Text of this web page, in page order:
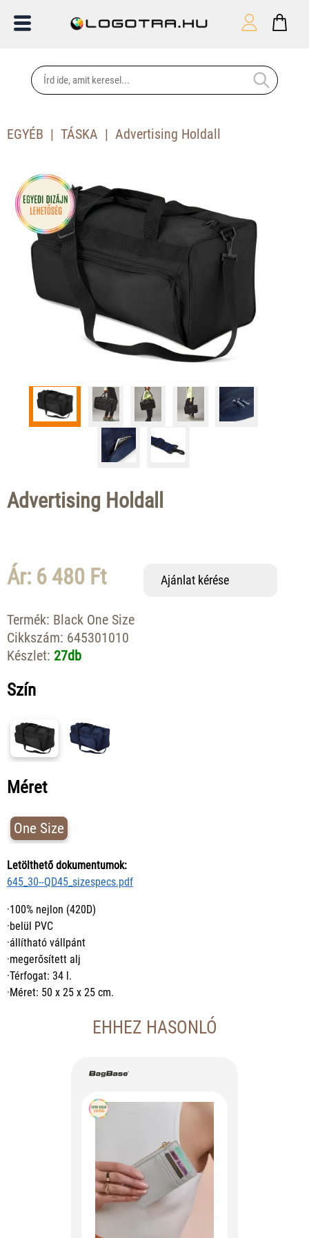
EGYÉB TÁSKA Advertising Holdall
Advertising Holdall
Ár: 6 480 Ft Ajánlat kérése
Termék: Black One Size
Cikkszám: 645301010
Készlet: 27db
Szín
Méret
One Size
Letölthető dokumentumok:
645_30--QD45_sizespecs.pdf
·100% nejlon (420D)
·belül PVC
·állítható vállpánt
·megerősített alj
·Térfogat: 34 l.
·Méret: 50 x 25 x 25 cm.
EHHEZ HASONLÓ